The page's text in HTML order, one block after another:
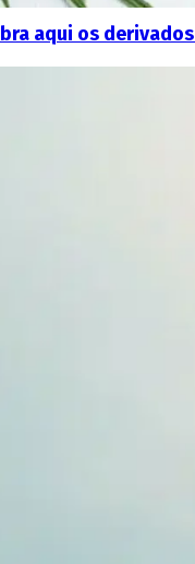
aqui os